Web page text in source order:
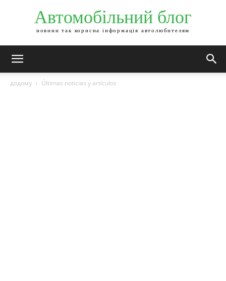
Автомобільний блог
новини так корисна інформація автолюбителям
додому Últimas noticias y artículos